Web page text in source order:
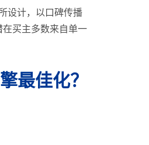
设计，以口碑传播
买主多数来自单一
最佳化？